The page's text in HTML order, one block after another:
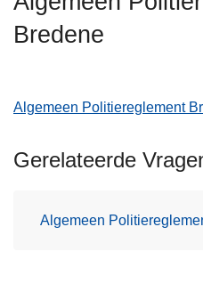
Bredene
Algemeen Politiereglement
Gerelateerde
Algemeen